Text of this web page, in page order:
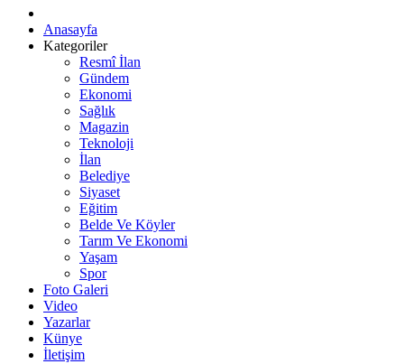
Anasayfa
Kategoriler
Resmî İlan
Gündem
Ekonomi
Sağlık
Magazin
Teknoloji
İlan
Belediye
Siyaset
Eğitim
Belde Ve Köyler
Tarım Ve Ekonomi
Yaşam
Spor
Foto Galeri
Video
Yazarlar
Künye
İletişim